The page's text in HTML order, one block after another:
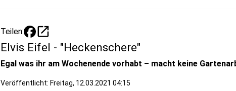
Teilen: open_in_new
Elvis Eifel - "Heckenschere"
Egal was ihr am Wochenende vorhabt – macht keine
Veröffentlicht: Freitag, 12.03.2021 04:15